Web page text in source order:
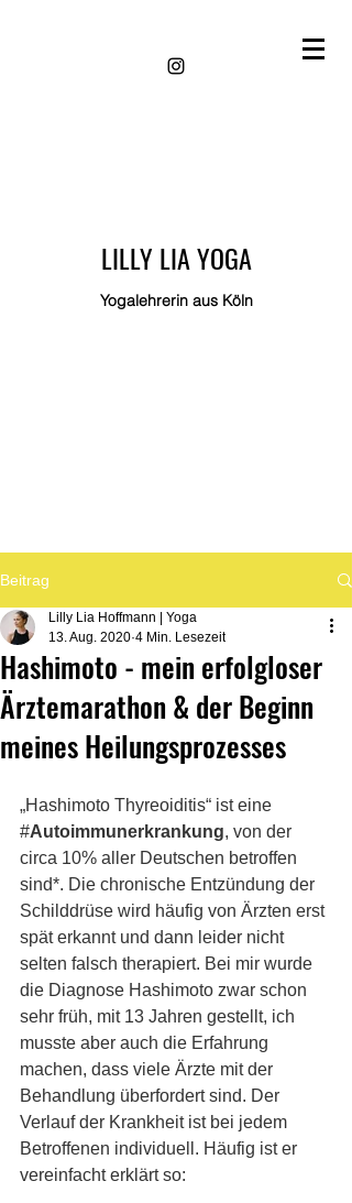
LILLY LIA YOGA
Yogalehrerin aus Köln
Beitrag
Hashimoto - mein erfolgloser
Ärztemarathon & der Beginn
meines Heilungsprozesses
Lilly Lia Hoffmann | Yoga
13. Aug. 2020 4 Min. Lesezeit
„Hashimoto Thyreoiditis“ ist eine
#Autoimmunerkrankung, von der
circa 10% aller Deutschen betroffen
sind*. Die chronische Entzündung der
Schilddrüse wird häufig von Ärzten erst
spät erkannt und dann leider nicht
selten falsch therapiert. Bei mir wurde
die Diagnose Hashimoto zwar schon
sehr früh, mit 13 Jahren gestellt, ich
musste aber auch die Erfahrung
machen, dass viele Ärzte mit der
Behandlung überfordert sind. Der
Verlauf der Krankheit ist bei jedem
Betroffenen individuell. Häufig ist er
vereinfacht erklärt so: